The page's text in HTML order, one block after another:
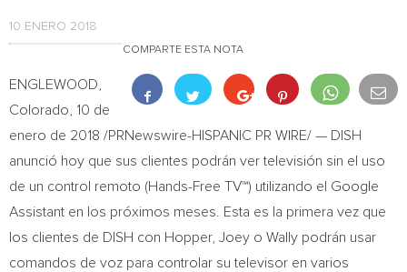
10 ENERO 2018
COMPARTE ESTA NOTA
ENGLEWOOD,
Colorado , 10 de
enero de 2018 /PRNewswire-HISPANIC PR WIRE/ — DISH
anunció hoy que sus clientes podrán ver televisión sin el uso
de un control remoto (Hands-Free TV™) utilizando el Google
Assistant en los próximos meses. Esta es la primera vez que
los clientes de DISH con Hopper, Joey o Wally podrán usar
comandos de voz para controlar su televisor en varios